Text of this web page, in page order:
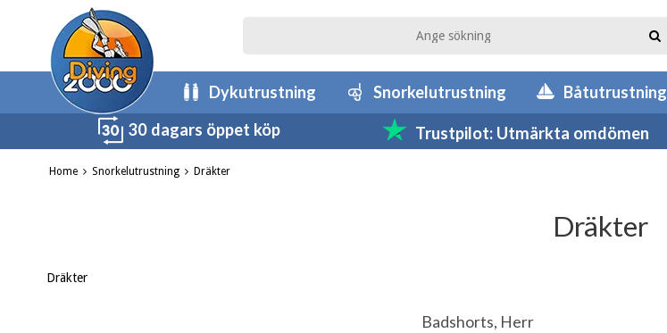
Dykutrustning Snorkelutrustning Båtutrustning
30 dagars öppet köp
Trustpilot: Utmärkta omdömen
Home Snorkelutrustning Dräkter
Dräkter
Dräkter
Badshorts, Herr